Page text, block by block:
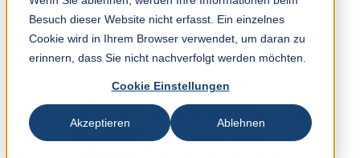
Besuch dieser Website nicht erfasst. Ein einzelnes
Cookie wird in Ihrem Browser verwendet, um daran zu
erinnern, dass Sie nicht nachverfolgt werden möchten.
Cookie Einstellungen
Akzeptieren Ablehnen
Industri Plastik, Getah & Kitar Semula
Industri Makanan
Industri Kimia
Perkhidmatan & Perundingan
Perkhidmatan untuk Industri Kertas
Perkhidmatan TKM untuk industri cetakan dan
pembungkusan
Perkhidmatan TKM untuk industri kayu